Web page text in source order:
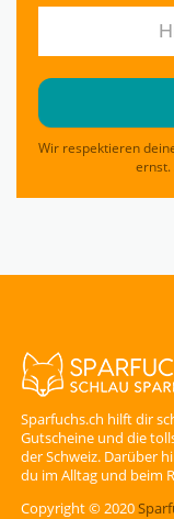
Wir respektieren
ernst.
Sparfuchs.ch hilft dir
Gutscheine und die
der Schweiz. Darüber
du im Alltag und beim
Copyright © 2020